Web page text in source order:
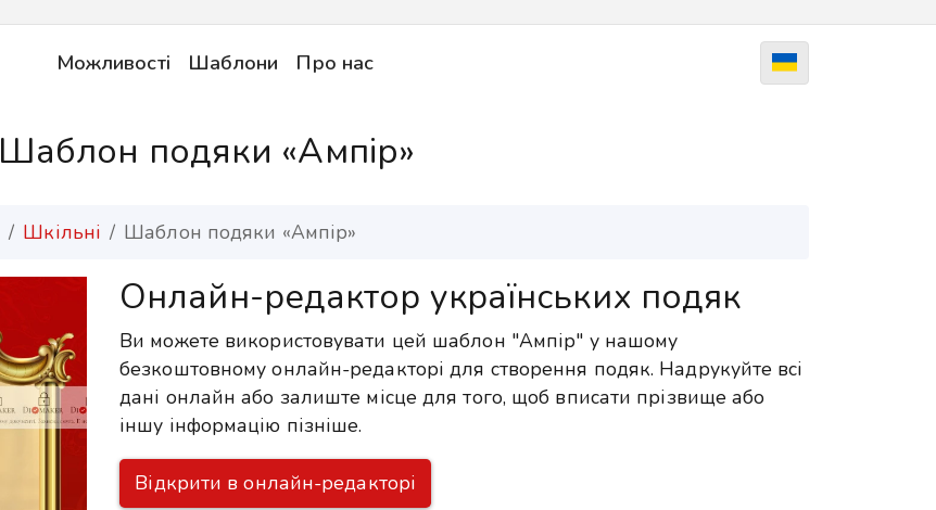
Можливості Шаблони Про нас
Шаблон подяки «Ампір»
Шкільні Шаблон подяки «Ампір»
Онлайн-редактор українських подяк
Ви можете використовувати цей шаблон "Ампір" у нашому
безкоштовному онлайн-редакторі для створення подяк. Надрукуйте всі
дані онлайн або залиште місце для того, щоб вписати прізвище або
іншу інформацію пізніше.
Відкрити в онлайн-редакторі